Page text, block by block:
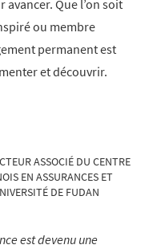
Que l’on soit
ou membre
permanent est
et découvrir.
ASSOCIÉ DU CENTRE
EN ASSURANCES ET
DE FUDAN
est devenu une